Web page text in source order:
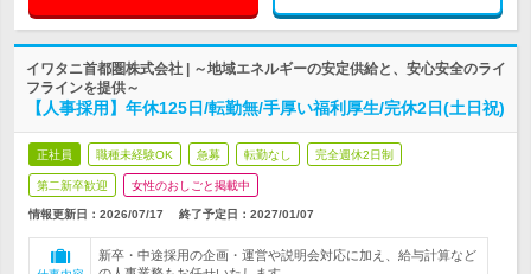
イワタニ首都圏株式会社 | ～地域エネルギーの安定供給と、安心安全のライ
フラインを提供～
【人事採用】年休125日/転勤無/手厚い福利厚生/完休2日(土日祝)
正社員 職種未経験OK 急募 転勤なし 完全週休2日制
第二新卒歓迎 女性のおしごと掲載中
情報更新日：2026/07/17 終了予定日： 2027/01/07
新卒・中途採用の企画・運営や説明会対応に加え、給与計算など